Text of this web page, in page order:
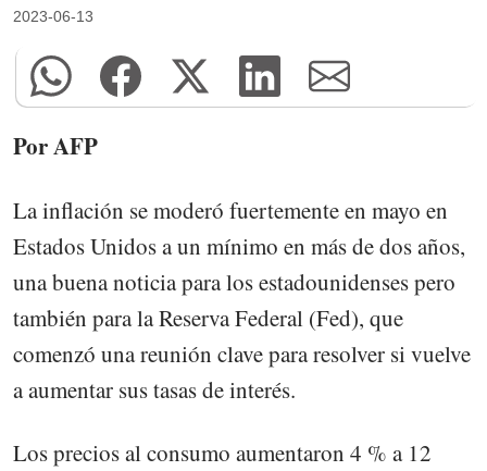
2023-06-13
Por AFP
La inflación se moderó fuertemente en mayo en
Estados Unidos a un mínimo en más de dos años,
una buena noticia para los estadounidenses pero
también para la Reserva Federal (Fed), que
comenzó una reunión clave para resolver si vuelve
a aumentar sus tasas de interés.
Los precios al consumo aumentaron 4 % a 12